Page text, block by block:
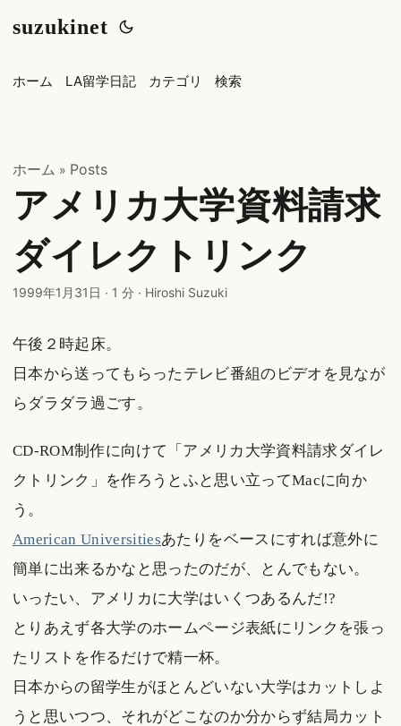
suzukinet
ホーム LA留学日記 カテゴリ 検索
ホーム » Posts
アメリカ大学資料請求
ダイレクトリンク
1999年1月31日 · 1 分 · Hiroshi Suzuki
午後２時起床。
日本から送ってもらったテレビ番組のビデオを見なが
らダラダラ過ごす。
CD-ROM制作に向けて「アメリカ大学資料請求ダイレ
クトリンク」を作ろうとふと思い立ってMacに向か
う。
American Universitiesあたりをベースにすれば意外に
簡単に出来るかなと思ったのだが、とんでもない。
いったい、アメリカに大学はいくつあるんだ!?
とりあえず各大学のホームページ表紙にリンクを張っ
たリストを作るだけで精一杯。
日本からの留学生がほとんどいない大学はカットしよ
うと思いつつ、それがどこなのか分からず結局カット